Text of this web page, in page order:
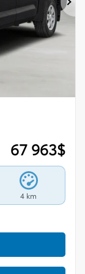
67 963$
4 km